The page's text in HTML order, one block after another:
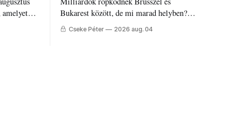
amelyet
Bukarest között, de mi marad helyben?
Mire költik a PNRR-pénzeket
Cseke Péter 2026 aug. 04